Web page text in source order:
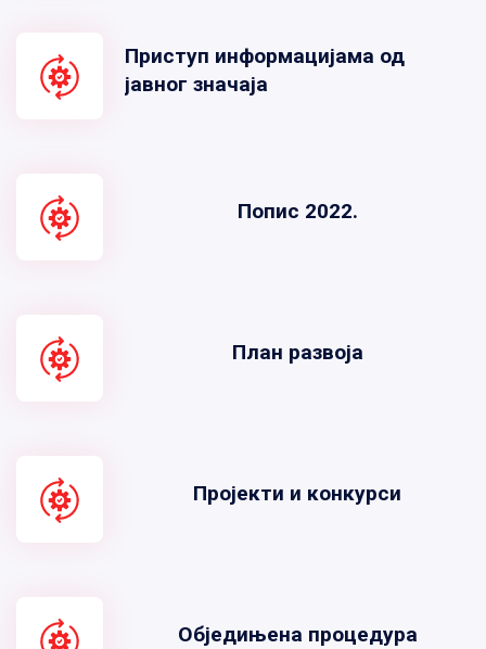
Приступ информацијама од
јавног значаја
Попис 2022.
План развоја
Пројекти и конкурси
Обједињена процедура